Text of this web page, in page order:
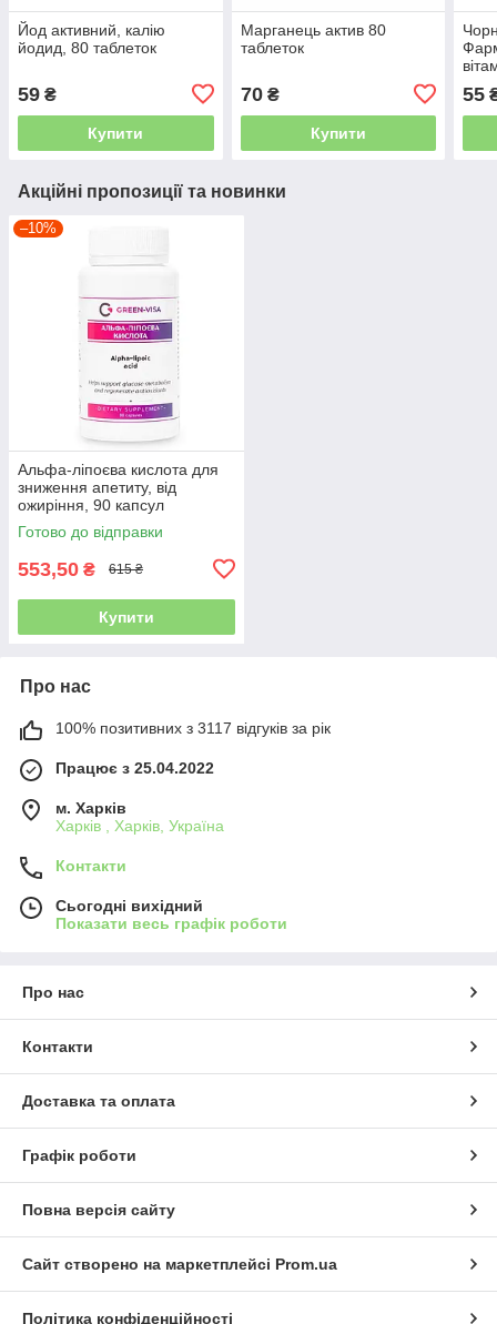
Йод активний, калію
йодид, 80 таблеток
59 ₴
Купити
Марганець актив 80
таблеток
70₴
Купити
55
Акційні пропозиції та новинки
–10%
Альфа-ліпоєва кислота для
зниження апетиту, від
ожиріння, 90 капсул
Готово до відправки
553,50 ₴ 615 ₴
Купити
Про нас
100% позитивних з 3117 відгуків за рік
Працює з 25.04.2022
м. Харків
Харків , Харків, Україна
Контакти
Сьогодні вихідний
Показати весь графік роботи
Про нас
Контакти
Доставка та оплата
Графік роботи
Повна версія сайту
Сайт створено на маркетплейсі Prom.ua
Політика конфіденційності